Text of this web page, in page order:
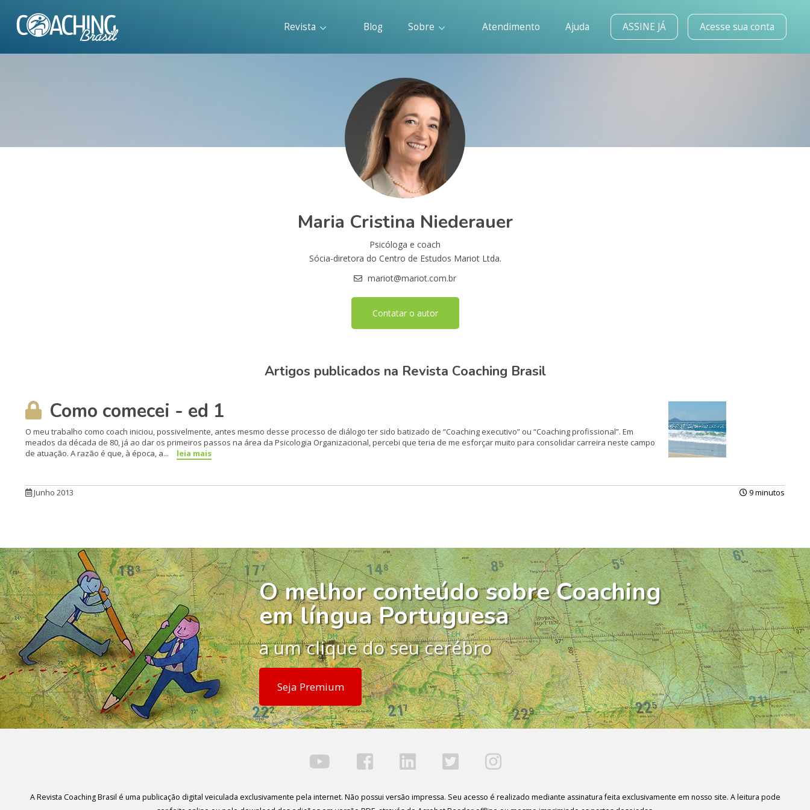
Revista Blog Sobre Atendimento Ajuda ASSINE JÁ Acesse sua conta
Maria Cristina Niederauer
Psicóloga e coach
Sócia-diretora do Centro de Estudos Mariot Ltda.
mariot@mariot.com.br
Contatar o autor
Artigos publicados na Revista Coaching Brasil
Como comecei - ed 1
O meu trabalho como coach ini­ciou, possivelmente, antes mes­mo desse processo de diálogo ter sido batizado de “Coaching executivo” ou “Coaching profis­sional”. Em
meados da década de 80, já ao dar os primeiros passos na área da Psicologia Or­ganizacional, percebi que teria de me esforçar muito para con­solidar carreira neste campo
de atuação. A razão é que, à época, a...
leia mais
Junho 2013 9 minutos
O melhor conteúdo sobre Coaching
em língua Portuguesa
a um clique do seu cerébro
Seja Premium
A Revista Coaching Brasil é uma publicação digital veiculada exclusivamente pela internet. Não possui versão impressa. Seu acesso é realizado mediante assinatura feita exclusivamente em nosso site. A leitura pode